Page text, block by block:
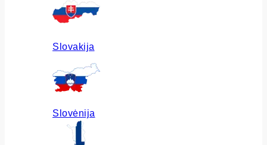
Slovakija
Slovėnija